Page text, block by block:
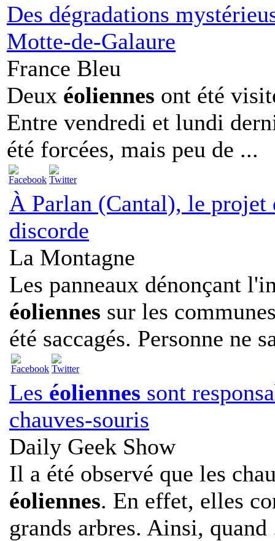
Des dégradations
Motte-de-Galaure
France Bleu
Deux éoliennes ont été
Entre vendredi et lundi
été forcées, mais peu de ...
À Parlan (Cantal), le
discorde
La Montagne
Les panneaux dénonçant
éoliennes sur les
été saccagés. Personne ne
Les éoliennes sont
chauves-souris
Daily Geek Show
Il a été observé que les
éoliennes. En effet, elles
grands arbres. Ainsi, quand